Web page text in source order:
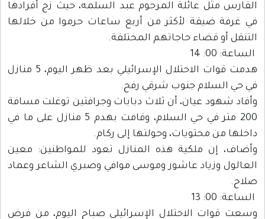
القارس مثل عائلة المرحوم عبد السلمه، حيث زج أفرادها
في غرفة ضيقة لأكثر من أربع ساعات حرموا من خلالها
التنقل أو قضاء حاجاتهم المختلفة.
الساعة: 00: 14
هدمت قوات الاحتلال الإسرائيلي بعد ظهر اليوم، 5 منازل
في حي السلام جنوب شرقي رفح.
وأفاد شهود عيان، أن ثلاث دبابات وجرافتين توغلت مسافة
200 متر في حي السلام، وقامت بهدم 5 منازل على ما في
داخلها من محتويات، وحولتها إلى ركام.
وأضاف، إن ملكية هذه المنازل تعود للمواطنين: معين
العالول وزياد عاشور وموسى موافي وصبري الشاعر وعماد
صلاح.
الساعة: 00: 13
وسعت قوات الاحتلال الإسرائيلي صباح اليوم، من فرض